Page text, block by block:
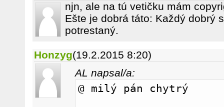
njn, ale na tú vetičku mám
Ešte je dobrá táto: Každý dobrý
potrestaný.
Honzyg(19.2.2015 8:20)
AL napsal/a:
@ milý pán chytrý